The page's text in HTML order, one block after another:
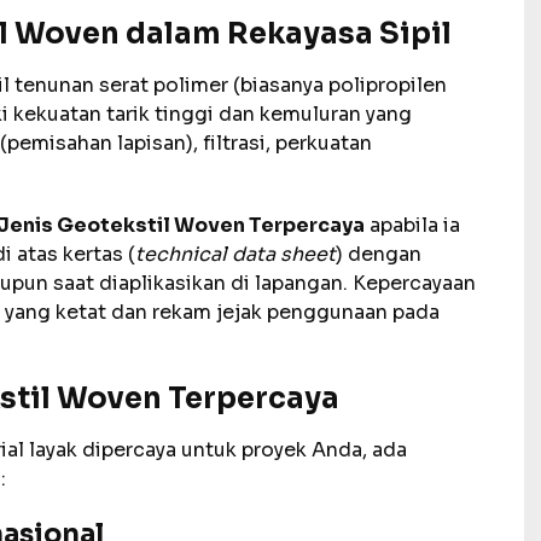
dalam Rekayasa Sipil
serat polimer (biasanya polipropilen
tarik tinggi dan kemuluran yang
lapisan), filtrasi, perkuatan
Geotekstil Woven Terpercaya apabila ia
atas kertas (technical data sheet) dengan
saat diaplikasikan di lapangan. Kepercayaan
ketat dan rekam jejak penggunaan pada
Woven Terpercaya
layak dipercaya untuk proyek Anda, ada